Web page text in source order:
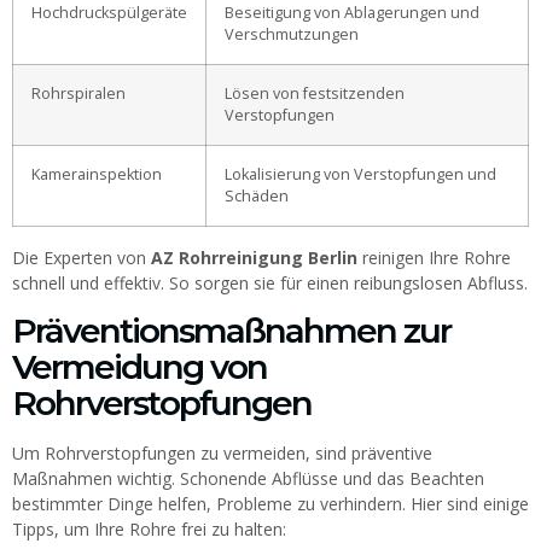
Hochdruckspülgeräte
Beseitigung von Ablagerungen und
Verschmutzungen
Rohrspiralen
Lösen von festsitzenden
Verstopfungen
Kamerainspektion
Lokalisierung von Verstopfungen und
Schäden
Die Experten von AZ Rohrreinigung Berlin reinigen Ihre Rohre
schnell und effektiv. So sorgen sie für einen reibungslosen Abfluss.
Präventionsmaßnahmen zur
Vermeidung von
Rohrverstopfungen
Um Rohrverstopfungen zu vermeiden, sind präventive
Maßnahmen wichtig. Schonende Abflüsse und das Beachten
bestimmter Dinge helfen, Probleme zu verhindern. Hier sind einige
Tipps, um Ihre Rohre frei zu halten: